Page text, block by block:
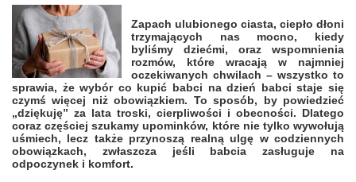
Zapach ulubionego ciasta, ciepło dłoni
trzymających nas mocno, kiedy
byliśmy dziećmi, oraz wspomnienia
rozmów, które wracają w najmniej
oczekiwanych chwilach – wszystko to
sprawia, że wybór co kupić babci na dzień babci staje się
czymś więcej niż obowiązkiem. To sposób, by powiedzieć
„dziękuję” za lata troski, cierpliwości i obecności. Dlatego
coraz częściej szukamy upominków, które nie tylko wywołują
uśmiech, lecz także przynoszą realną ulgę w codziennych
obowiązkach, zwłaszcza jeśli babcia zasługuje na
odpoczynek i komfort.